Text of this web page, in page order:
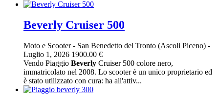
Beverly Cruiser 500
Moto e Scooter- San Benedetto del Tronto (Ascoli Piceno) -
Luglio 1, 2026 1900.00 €
Vendo Piaggio Beverly Cruiser 500 colore nero,
immatricolato nel 2008. Lo scooter è un unico proprietario ed
è stato utilizzato con cura: ha all'attiv...